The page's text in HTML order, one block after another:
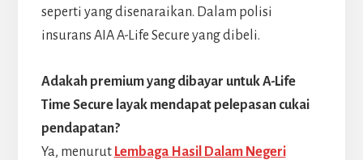
seperti yang disenaraikan. Dalam polisi
insurans AIA A-Life Secure yang dibeli.
Adakah premium yang dibayar untuk A-Life
Time Secure layak mendapat pelepasan cukai
pendapatan?
Ya, menurut Lembaga Hasil Dalam Negeri